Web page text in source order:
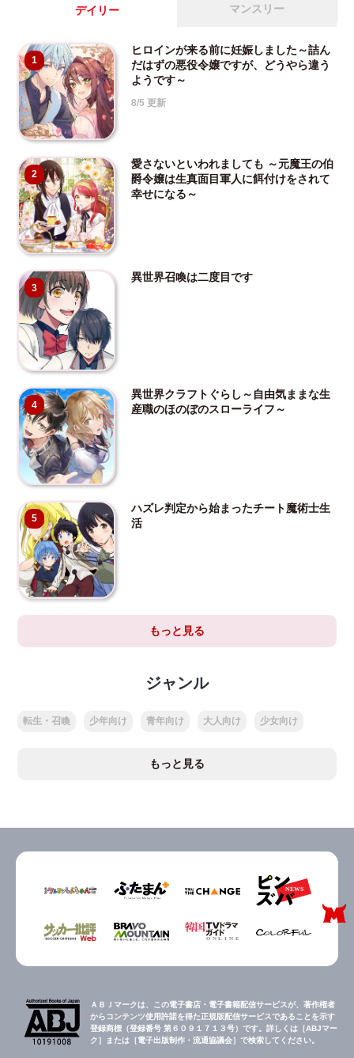
デイリー マンスリー
1
ヒロインが来る前に妊娠しました～詰ん
だはずの悪役令嬢ですが、どうやら違う
ようです～
8/5 更新
2
愛さないといわれましても ～元魔王の伯
爵令嬢は生真面目軍人に餌付けをされて
幸せになる～
3
異世界召喚は二度目です
4
異世界クラフトぐらし～自由気ままな生
産職のほのぼのスローライフ～
5
ハズレ判定から始まったチート魔術士生
活
もっと見る
ジャンル
転生・召喚 少年向け 青年向け 大人向け 少女向け
もっと見る
ＡＢＪマークは、この電子書店・電子書籍配信サービスが、著作権者
からコンテンツ使用許諾を得た正規版配信サービスであることを示す
登録商標（登録番号 第６０９１７１３号）です。詳しくは［ABJマー
ク］または［電子出版制作・流通協議会］で検索してください。